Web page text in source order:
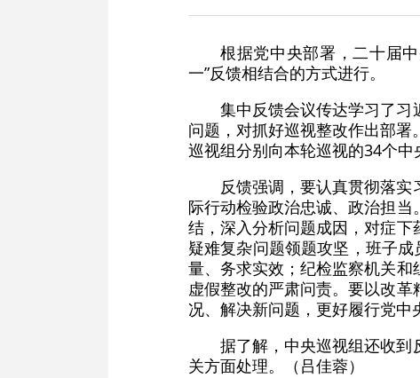
根据党中央部署，二十届
一”反馈相结合的方式进行。
集中反馈会议传达学习了
问题，对抓好巡视整改作出部
巡视组分别向本轮巡视的34个中
反馈强调，要认真贯彻落
际行动检验政治忠诚、政治担
结，深入分析问题成因，对症
疑难复杂问题领题攻坚，班子
量、务求实效；纪检监察机关和
虚假整改的严肃问责。要以改
况、解决新问题，更好履行党中
据了解，中央巡视组还收
关方面处理。（吕佳蓉）